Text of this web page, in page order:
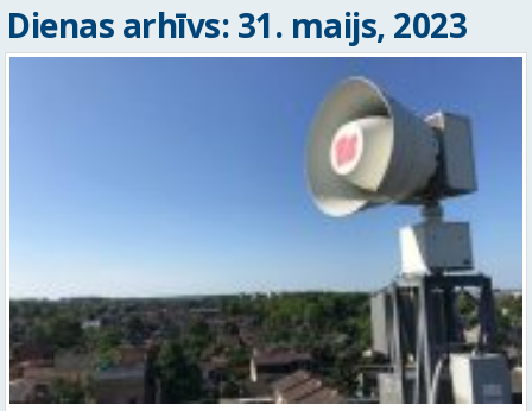
Dienas arhīvs: 31. maijs, 2023